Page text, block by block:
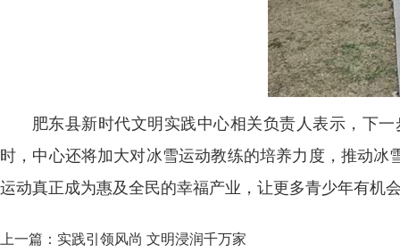
肥东县新时代文明实践中心相关负责人表示，下
时，中心还将加大对冰雪运动教练的培养力度，推动
运动真正成为惠及全民的幸福产业，让更多青少年有机
上一篇： 实践引领风尚 文明浸润千万家